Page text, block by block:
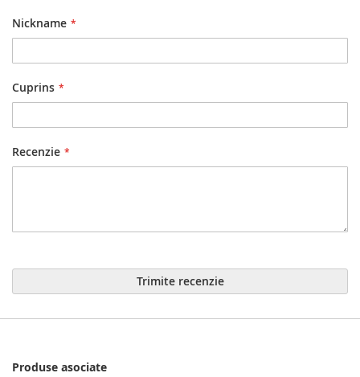
Nickname
Cuprins
Recenzie
Trimite recenzie
Produse asociate